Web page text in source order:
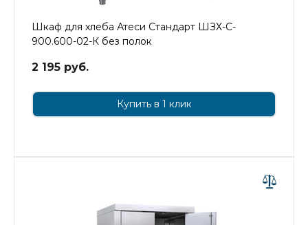
Шкаф для хлеба Атеси Стандарт ШЗХ-С-
900.600-02-К без полок
2 195 руб.
Купить в 1 клик